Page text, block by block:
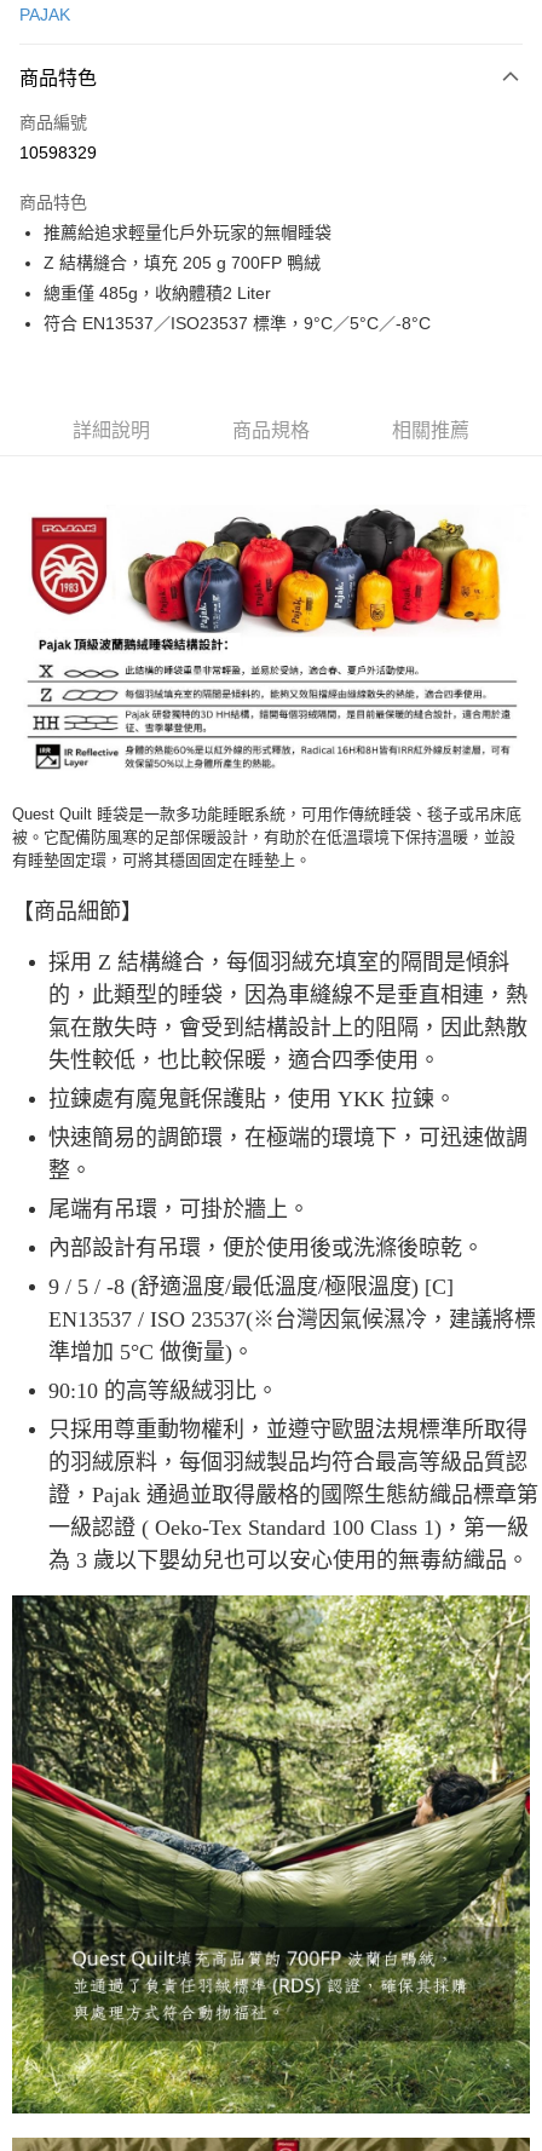
3 期 0 利率 每期
合作金庫商業銀行
上海商業儲蓄銀行
臺灣中小企業銀行
匯豐（台灣）商業銀行
華泰商業銀行
聯邦商業銀行
遠東國際商業銀行
元大商業銀行
玉山商業銀行
星展（台灣）商業銀行
超商取貨付款
LINE Pay
Apple Pay
ATM付款
運送方式
付款後全家取貨
每筆NT$60，滿NT$490(含以上)免運費
付款後7-11取貨
每筆NT$60，滿NT$490(含以上)免運費
宅配
每筆NT$80，滿NT$490(含以上)免運費
離島宅配
每筆NT$80，滿NT$490(含以上)免運費
付款後門市自取
免運費
PAJAK
商品特色
商品編號
10598329
商品特色
推薦給追求輕量化戶外玩家的無帽睡袋
Z 結構縫合，填充 205 g 700FP 鴨絨
總重僅 485g，收納體積2 Liter
符合 EN13537／ISO23537 標準，9°C／5°C／-8°C
詳細說明 商品規格 相關推薦
Quest Quilt 睡袋是一款多功能睡眠系統，可用作傳統睡袋、毯子或吊床底
被。它配備防風寒的足部保暖設計，有助於在低溫環境下保持溫暖，並設
有睡墊固定環，可將其穩固固定在睡墊上。
【商品細節】
採用 Z 結構縫合，每個羽絨充填室的隔間是傾斜
的，此類型的睡袋，因為車縫線不是垂直相連，熱
氣在散失時，會受到結構設計上的阻隔，因此熱散
失性較低，也比較保暖，適合四季使用。
拉鍊處有魔鬼氈保護貼，使用 YKK 拉鍊。
快速簡易的調節環，在極端的環境下，可迅速做調
整。
尾端有吊環，可掛於牆上。
內部設計有吊環，便於使用後或洗滌後晾乾。
9 / 5 / -8 (舒適溫度/最低溫度/極限溫度) [C]
EN13537 / ISO 23537(※台灣因氣候濕冷，建議將標
準增加 5°C 做衡量)。
90:10 的高等級絨羽比。
只採用尊重動物權利，並遵守歐盟法規標準所取得
的羽絨原料，每個羽絨製品均符合最高等級品質認
證，Pajak 通過並取得嚴格的國際生態紡織品標章第
一級認證 ( Oeko-Tex Standard 100 Class 1)，第一級
為 3 歲以下嬰幼兒也可以安心使用的無毒紡織品。